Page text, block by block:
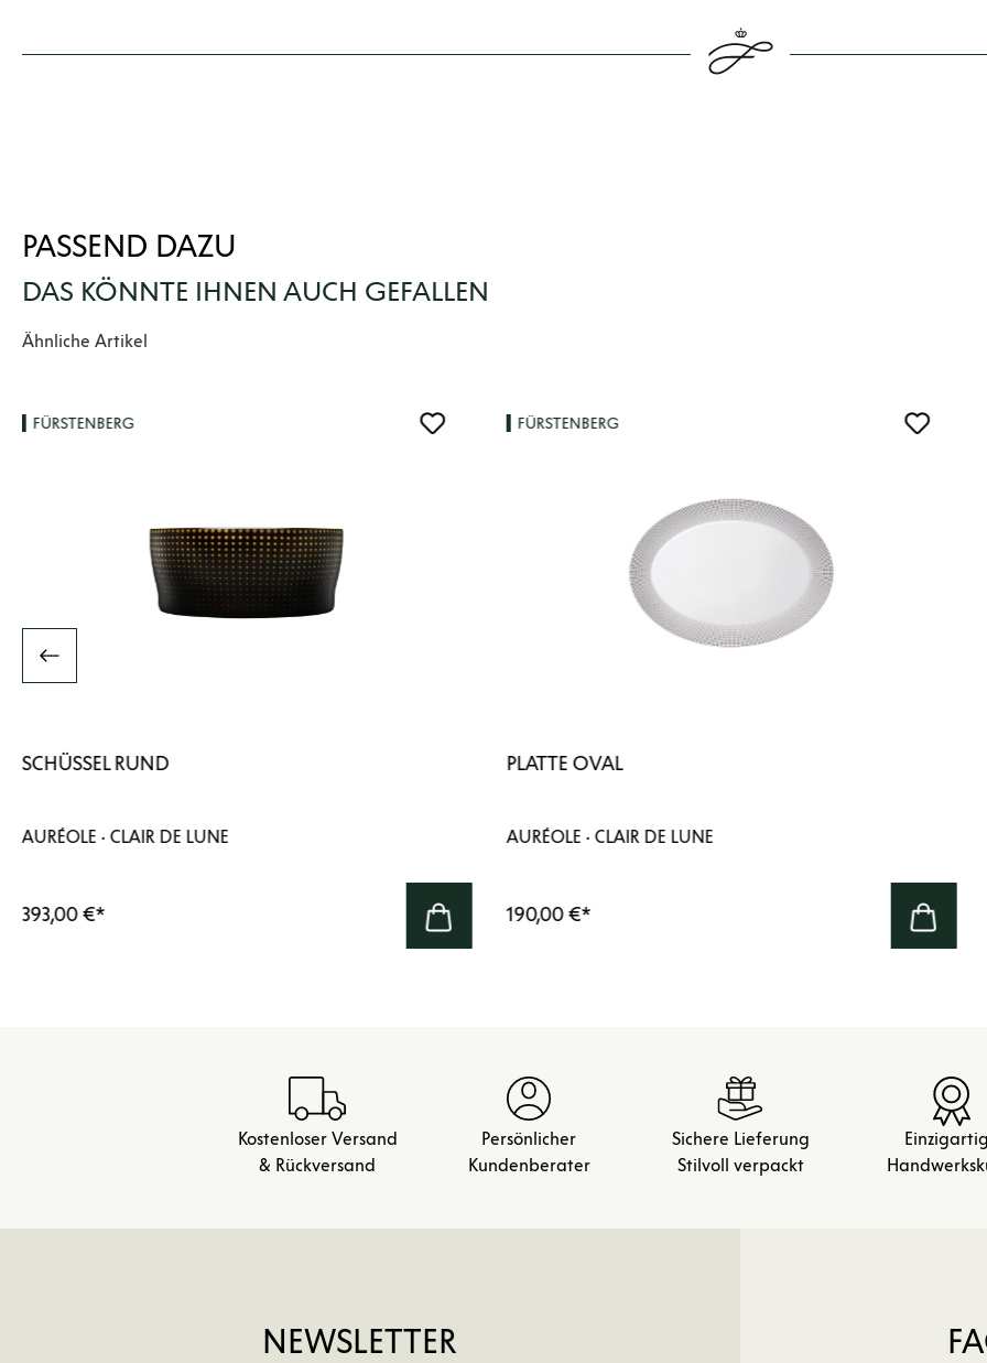
PASSEND DAZU
DAS KÖNNTE IHNEN AUCH GEFALLEN
Produktgalerie überspringen
Ähnliche Artikel
FÜRSTENBERG
SCHÜSSEL RUND
AURÉOLE · CLAIR DE LUNE
393,00 €*
FÜRSTENBERG
PLATTE OVAL
AURÉOLE · CLAIR DE LUNE
190,00 €*
Kostenloser Versand
& Rückversand
Persönlicher
Kundenberater
Sichere Lieferung
Stilvoll verpackt
NEWSLETTER